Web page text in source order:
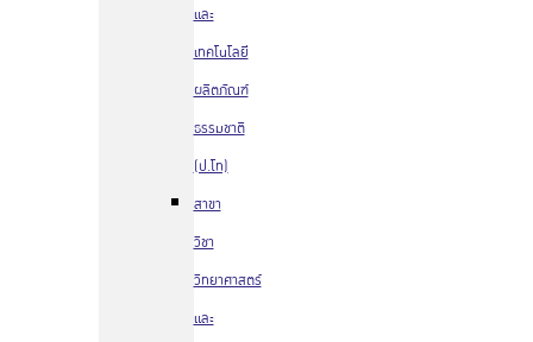
และ
เทคโนโลยี
ผลิตภัณฑ์
ธรรมชาติ
(ป.โท)
สาขา
วิชา
วิทยาศาสตร์
และ